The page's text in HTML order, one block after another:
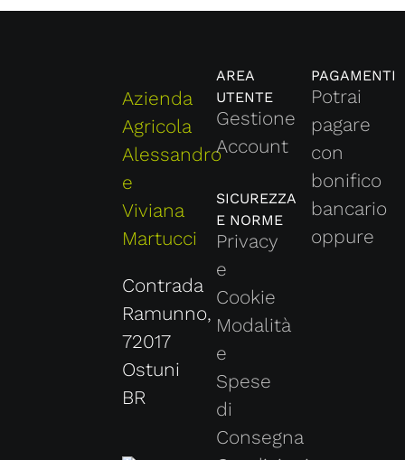
Azienda
Agricola
Alessandro
e
Viviana
Martucci
Contrada
Ramunno,
72017
Ostuni
BR
AREA
UTENTE
Gestione
Account
SICUREZZA
E NORME
Privacy
e
Cookie
Modalità
e
Spese
di
Consegna
PAGAMENTI
Potrai
pagare
con
bonifico
bancario
oppure